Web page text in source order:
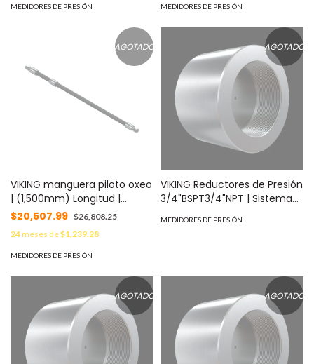
MEDIDORES DE PRESIÓN MEDIDORES DE PRESIÓN
AGOTADO
VIKING manguera piloto oxeo
| (1,500mm) Longitud |
Sistemas de Extinción Oxeo
MOD: 24469
$20,507.99 $26,808.25
24meses de$1,239.28
MEDIDORES DE PRESIÓN
AGOTADO
VIKING Reductores de Presión
3/4"BSPT3/4"NPT | Sistema
de Extinción Oxeo MOD:
25011TBD
MEDIDORES DE PRESIÓN
AGOTADO AGOTADO